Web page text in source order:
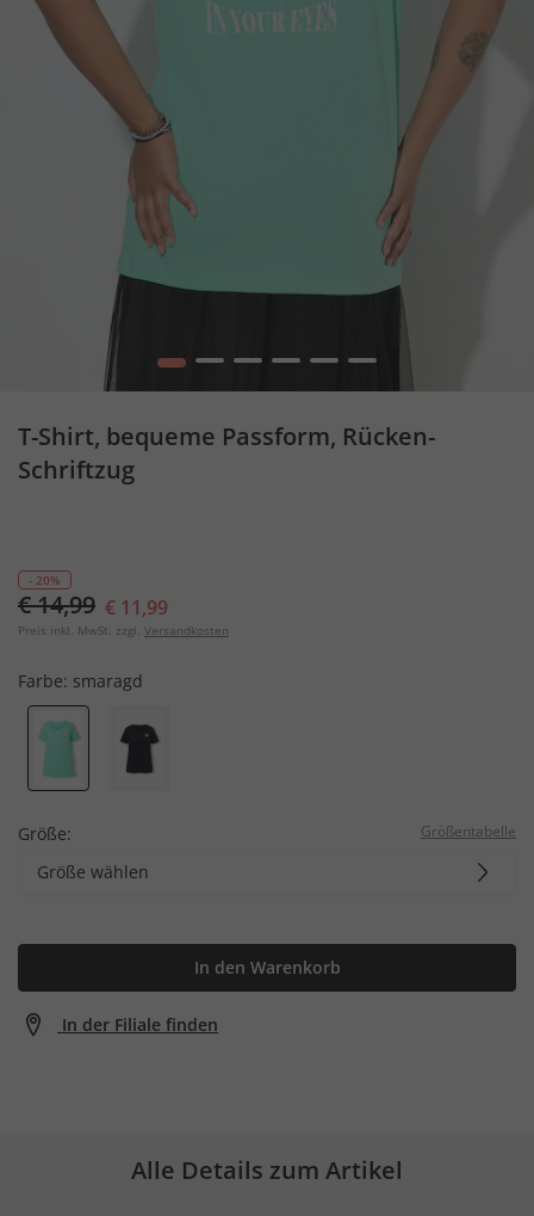
1 2 3 4 5 6
T-Shirt, bequeme Passform, Rücken-
Schriftzug
- 20%
€ 14,99 € 11,99
Preis inkl. MwSt. zzgl. Versandkosten
Farbe: smaragd
Größe: Größentabelle
Größe wählen
In den Warenkorb
In der Filiale finden
Alle Details zum Artikel